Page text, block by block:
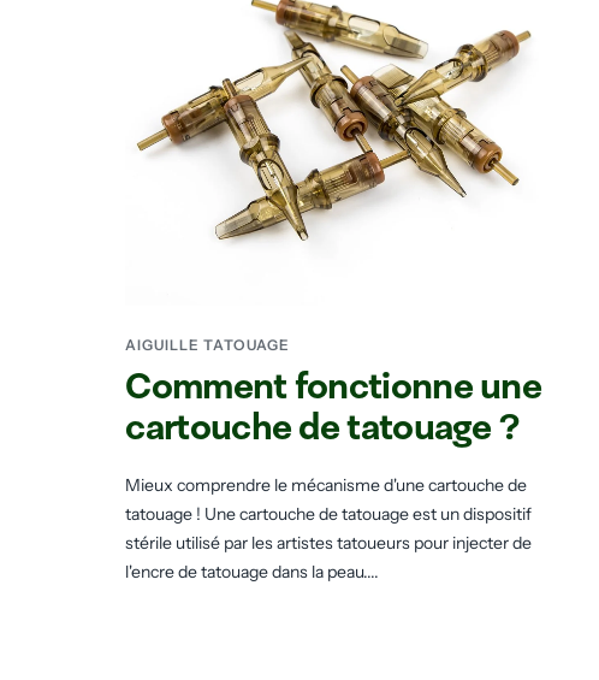
AIGUILLE TATOUAGE
Comment fonctionne une
cartouche de tatouage ?
Mieux comprendre le mécanisme d'une cartouche de
tatouage ! Une cartouche de tatouage est un dispositif
stérile utilisé par les artistes tatoueurs pour injecter de
l'encre de tatouage dans la peau....